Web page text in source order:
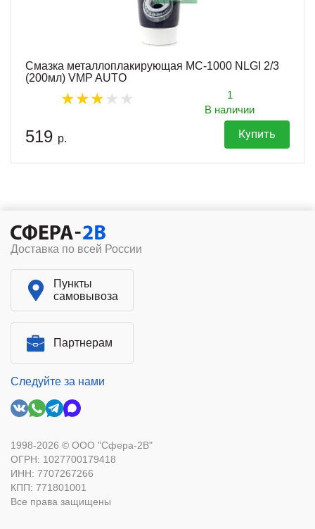
Смазка металлоплакирующая МС-1000 NLGI 2/3
(200мл) VMP AUTO
1
В наличии
519 р. Купить
Доставка по всей России
Пункты
самовывоза
Партнерам
Следуйте за нами
1998-2026 © ООО "Сфера-2В"
ОГРН: 1027700179418
ИНН: 7707267266
КПП: 771801001
Все права защищены